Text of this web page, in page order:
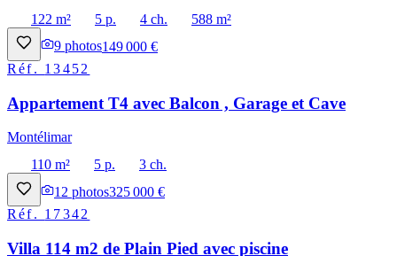
122 m²
5 p. 4 ch.
588 m²
9 photos149 000 €
Réf. 13452
Appartement T4 avec Balcon , Garage et Cave
Montélimar
110 m²
5 p.
3 ch.
12 photos325 000 €
Réf. 17342
Villa 114 m2 de Plain Pied avec piscine